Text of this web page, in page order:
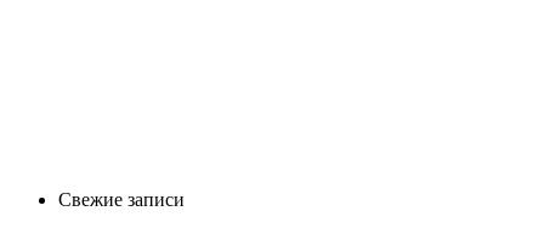
Свежие записи